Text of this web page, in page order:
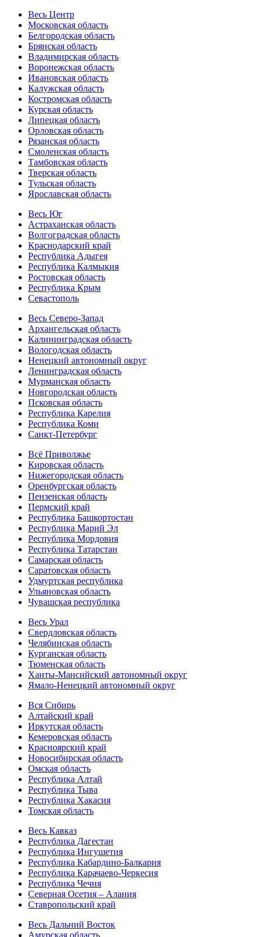
Весь Центр
Московская область
Белгородская область
Брянская область
Владимирская область
Воронежская область
Ивановская область
Калужская область
Костромская область
Курская область
Липецкая область
Орловская область
Рязанская область
Смоленская область
Тамбовская область
Тверская область
Тульская область
Ярославская область
Весь Юг
Астраханская область
Волгоградская область
Краснодарский край
Республика Адыгея
Республика Калмыкия
Ростовская область
Республика Крым
Севастополь
Весь Северо-Запад
Архангельская область
Калининградская область
Вологодская область
Ненецкий автономный округ
Ленинградская область
Мурманская область
Новгородская область
Псковская область
Республика Карелия
Республика Коми
Санкт-Петербург
Всё Приволжье
Кировская область
Нижегородская область
Оренбургская область
Пензенская область
Пермский край
Республика Башкортостан
Республика Марий Эл
Республика Мордовия
Республика Татарстан
Самарская область
Саратовская область
Удмуртская республика
Ульяновская область
Чувашская республика
Весь Урал
Свердловская область
Челябинская область
Курганская область
Тюменская область
Ханты-Мансийский автономный округ
Ямало-Ненецкий автономный округ
Вся Сибирь
Алтайский край
Иркутская область
Кемеровская область
Красноярский край
Новосибирская область
Омская область
Республика Алтай
Республика Тыва
Республика Хакасия
Томская область
Весь Кавказ
Республика Дагестан
Республика Ингушетия
Республика Кабардино-Балкария
Республика Карачаево-Черкесия
Республика Чечня
Северная Осетия – Алания
Ставропольский край
Весь Дальний Восток
Амурская область